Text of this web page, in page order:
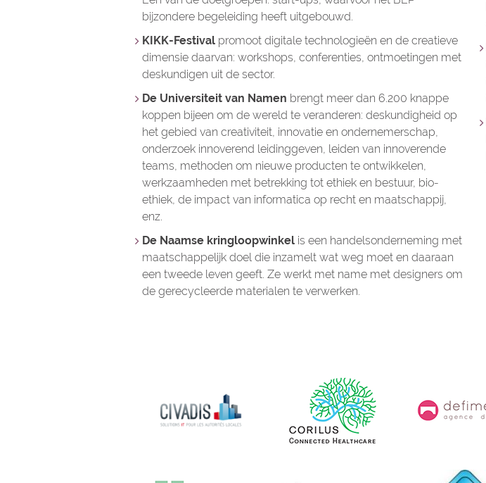
bijzondere begeleiding heeft uitgebouwd.
KIKK-Festival promoot digitale technologieën en de creatieve
dimensie daarvan: workshops, conferenties, ontmoetingen met
deskundigen uit de sector.
De Universiteit van Namen brengt meer dan 6.200 knappe
koppen bijeen om de wereld te veranderen: deskundigheid op
het gebied van creativiteit, innovatie en ondernemerschap,
onderzoek innoverend leidinggeven, leiden van innoverende
teams, methoden om nieuwe producten te ontwikkelen,
werkzaamheden met betrekking tot ethiek en bestuur, bio-
ethiek, de impact van informatica op recht en maatschappij,
enz.
De Naamse kringloopwinkel is een handelsonderneming met
maatschappelijk doel die inzamelt wat weg moet en daaraan
een tweede leven geeft. Ze werkt met name met designers om
de gerecycleerde materialen te verwerken.